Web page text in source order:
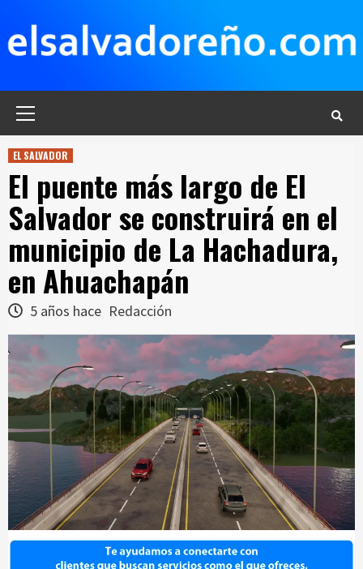
contenido
EL SALVADOR
El puente más largo de El
Salvador se construirá en el
municipio de La Hachadura,
en Ahuachapán
5 años hace Redacción